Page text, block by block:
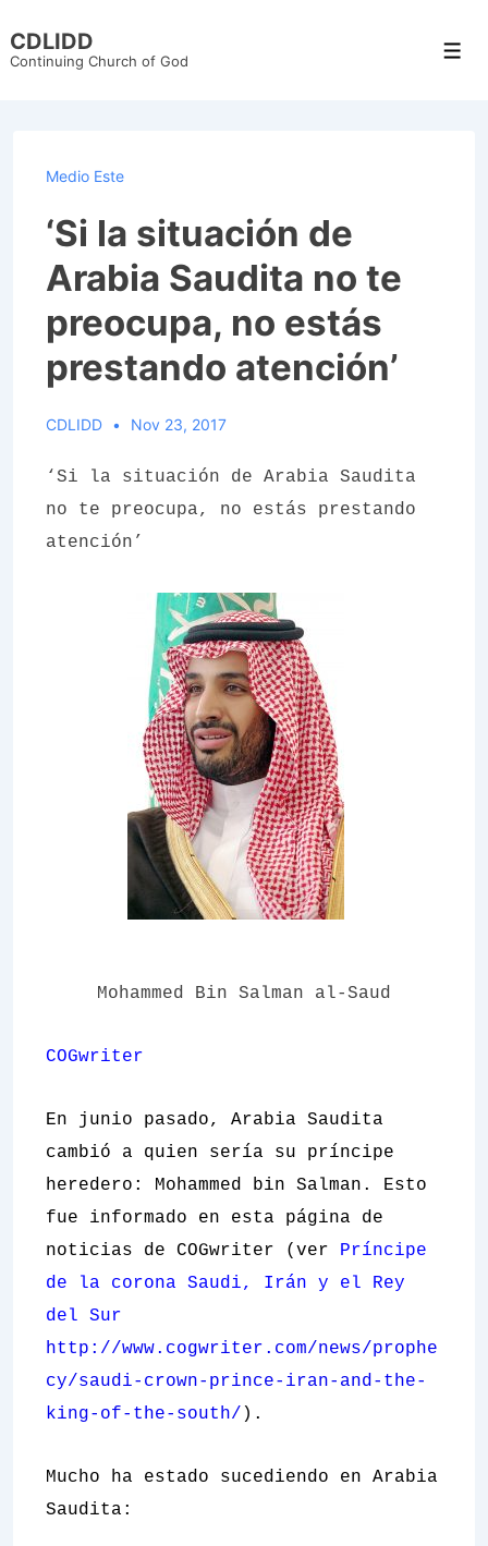
Skip
CDLIDD
Continuing Church of God
Medio Este
‘Si la situación de
Arabia Saudita no te
preocupa, no estás
prestando atención’
CDLIDD Nov 23, 2017
‘Si la situación de Arabia Saudita
no te preocupa, no estás prestando
atención’
Mohammed Bin Salman al-Saud
COGwriter
En junio pasado, Arabia Saudita
cambió a quien sería su príncipe
heredero: Mohammed bin Salman. Esto
fue informado en esta página de
noticias de COGwriter (ver Príncipe
de la corona Saudi, Irán y el Rey
del Sur
http://www.cogwriter.com/news/prophe
cy/saudi-crown-prince-iran-and-the-
king-of-the-south/ ).
Mucho ha estado sucediendo en Arabia
Saudita: